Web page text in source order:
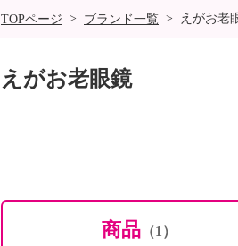
SALE
TOPページ > ブランド一覧 > えがお老
えがお老眼鏡
商品 （1）